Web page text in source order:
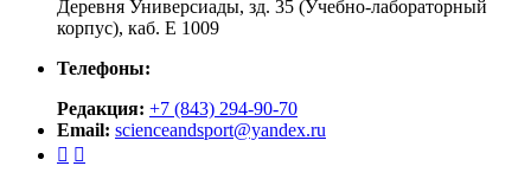
Деревня Универсиады, зд. 35 (Учебно-лабораторный
корпус), каб. Е 1009
Телефоны:
Редакция: +7 (843) 294-90-70
Email: scienceandsport@yandex.ru
 